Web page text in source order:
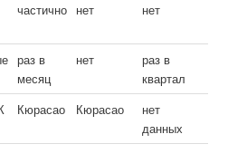
частично нет нет
раз в
месяц
нет
раз в
квартал
Кюрасао Кюрасао
нет
данных